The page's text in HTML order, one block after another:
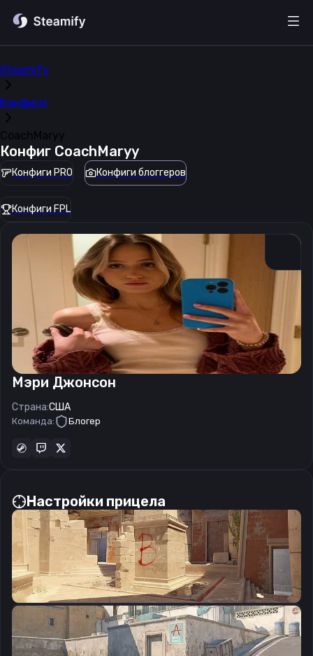
Steamify
Конфиги
CoachMaryy
Конфиг CoachMaryy
Конфиги PRO Конфиги блоггеров
Конфиги FPL
Мэри Джонсон
Страна:США
Команда: Блогер
Настройки прицела
CSGO-rJ9cP-v9QA4-Mpkew-mQpdb-LbRVP